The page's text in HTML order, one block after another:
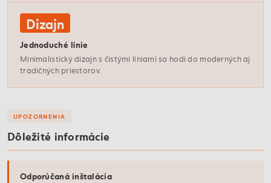
Dizajn
Jednoduché línie
Minimalistický dizajn s čistými líniami sa hodí do moderných aj
tradičných priestorov.
UPOZORNENIA
Dôležité informácie
Odporúčaná inštalácia